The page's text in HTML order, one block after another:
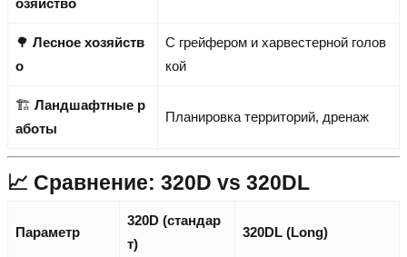
озяйство
🌳 Лесное хозяйств
о
С грейфером и харвестерной голов
кой
🏗️ Ландшафтные р
аботы
Планировка территорий, дренаж
📈 Сравнение: 320D vs 320DL
Параметр
320D (стандар
т)
320DL (Long)